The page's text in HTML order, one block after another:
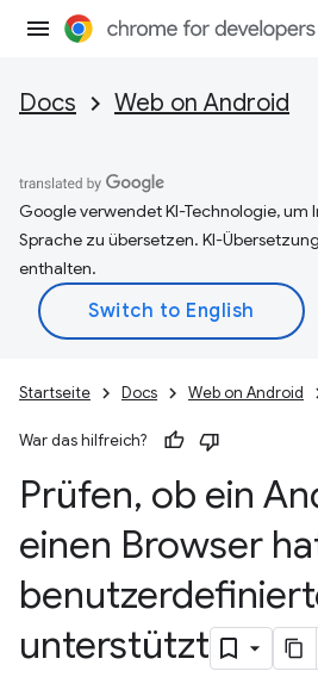
Docs Web on Android
Google verwendet KI-Technologie, um
Sprache zu übersetzen. KI-
enthalten.
Startseite Docs Web on Android
War das hilfreich?
Prüfen, ob ein
einen Browser
unterstützt